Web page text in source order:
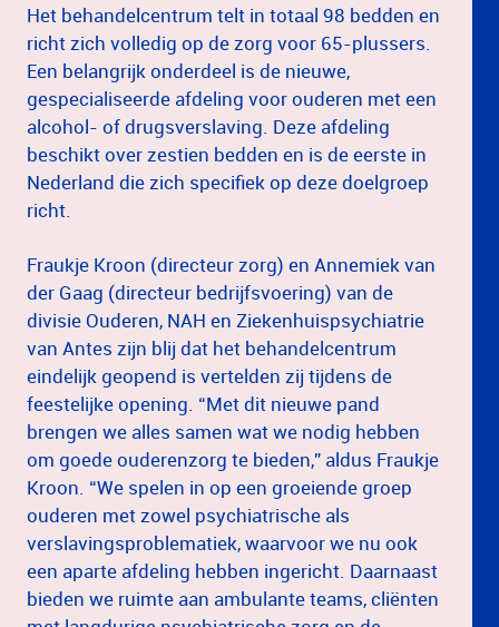
Het behandelcentrum telt in totaal 98 bedden en
richt zich volledig op de zorg voor 65-plussers.
Een belangrijk onderdeel is de nieuwe,
gespecialiseerde afdeling voor ouderen met een
alcohol- of drugsverslaving. Deze afdeling
beschikt over zestien bedden en is de eerste in
Nederland die zich specifiek op deze doelgroep
richt.
Fraukje Kroon (directeur zorg) en Annemiek van
der Gaag (directeur bedrijfsvoering) van de
divisie Ouderen, NAH en Ziekenhuispsychiatrie
van Antes zijn blij dat het behandelcentrum
eindelijk geopend is vertelden zij tijdens de
feestelijke opening. “Met dit nieuwe pand
brengen we alles samen wat we nodig hebben
om goede ouderenzorg te bieden,” aldus Fraukje
Kroon. “We spelen in op een groeiende groep
ouderen met zowel psychiatrische als
verslavingsproblematiek, waarvoor we nu ook
een aparte afdeling hebben ingericht. Daarnaast
bieden we ruimte aan ambulante teams, cliënten